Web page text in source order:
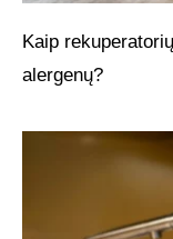
Kaip
alergenų?